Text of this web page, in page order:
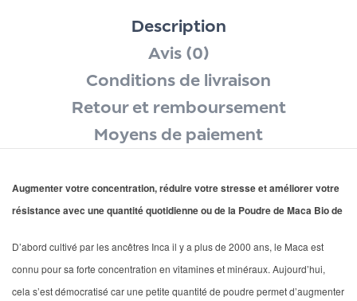
Description
Avis (0)
Conditions de livraison
Retour et remboursement
Moyens de paiement
Augmenter votre concentration, réduire votre stresse et améliorer votre
résistance avec une quantité quotidienne ou de la Poudre de Maca Bio de
D’abord cultivé par les ancêtres Inca il y a plus de 2000 ans, le Maca est
connu pour sa forte concentration en vitamines et minéraux. Aujourd’hui,
cela s’est démocratisé car une petite quantité de poudre permet d’augmenter